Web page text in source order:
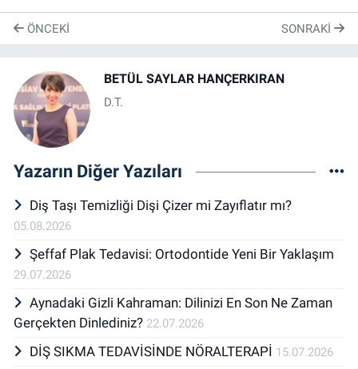
ÖNCEKI SONRAKI
BETÜL SAYLAR HANÇERKIRAN
D.T.
Yazarın Diğer Yazıları
Diş Taşı Temizliği Dişi Çizer mi Zayıflatır mı?
05.08.2026
Şeffaf Plak Tedavisi: Ortodontide Yeni Bir Yaklaşım
29.07.2026
Aynadaki Gizli Kahraman: Dilinizi En Son Ne Zaman
Gerçekten Dinlediniz? 22.07.2026
DİŞ SIKMA TEDAVİSİNDE NÖRALTERAPİ 15.07.2026